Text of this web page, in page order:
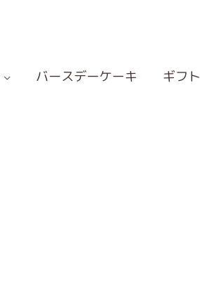
バースデーケーキ ギフト